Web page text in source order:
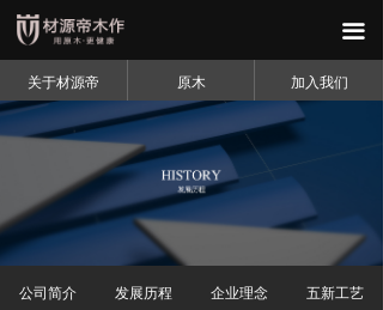
끀
首页
关于材源帝
品牌中心
原木
整装灵感
热点资讯
关于材源帝 原木 加入我们
公司简介 发展历程 企业理念 五新工艺